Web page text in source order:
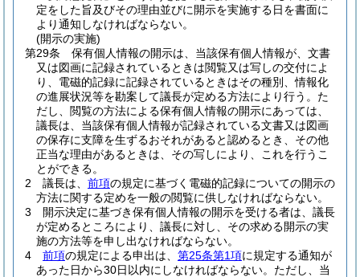
定をした旨及びその理由並びに開示を実施する日を書面に
より通知しなければならない。
(開示の実施)
第29条
保有個人情報の開示は、当該保有個人情報が、文書
又は図画に記録されているときは閲覧又は写しの交付によ
り、電磁的記録に記録されているときはその種別、情報化
の進展状況等を勘案して議長が定める方法により行う。 た
だし、閲覧の方法による保有個人情報の開示にあっては、
議長は、当該保有個人情報が記録されている文書又は図画
の保存に支障を生ずるおそれがあると認めるとき、その他
正当な理由があるときは、その写しにより、これを行うこ
とができる。
2
議長は、 前項の規定に基づく電磁的記録についての開示の
方法に関する定めを一般の閲覧に供しなければならない。
3
開示決定に基づき保有個人情報の開示を受ける者は、議長
が定めるところにより、議長に対し、その求める開示の実
施の方法等を申し出なければならない。
4
前項の規定による申出は、 第25条第1項に規定する通知が
あった日から30日以内にしなければならない。 ただし、当